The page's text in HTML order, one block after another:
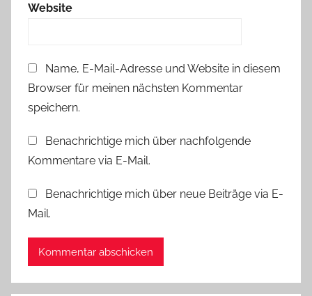
Website
Name, E-Mail-Adresse und Website in diesem
Browser für meinen nächsten Kommentar
speichern.
Benachrichtige mich über nachfolgende
Kommentare via E-Mail.
Benachrichtige mich über neue Beiträge via E-
Mail.